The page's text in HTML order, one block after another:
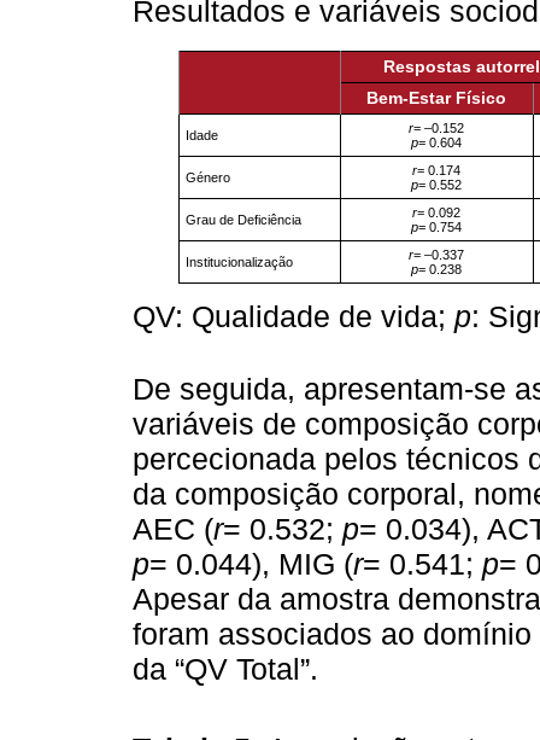
Resultados e variáveis
Respostas
Bem-Estar Físico
Idade r= –0.152
p= 0.604
Género r= 0.174
p= 0.552
Grau de Deficiência r= 0.092
p= 0.754
Institucionalização r= –0.337
p= 0.238
QV: Qualidade de vida; p:
De seguida, apresentam-se
variáveis de composição
percecionada pelos técnicos
da composição corporal,
AEC (r= 0.532; p= 0.034),
p= 0.044), MIG (r= 0.541; p=
Apesar da amostra
foram associados ao
da “QV Total”.